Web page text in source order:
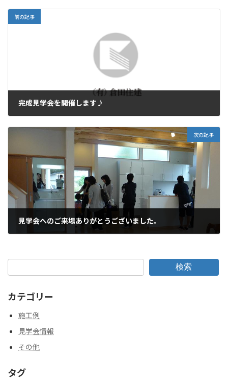
前の記事
完成見学会を開催します♪
次の記事
見学会へのご来場ありがとうございました。
検索
カテゴリー
施工例
見学会情報
その他
タグ